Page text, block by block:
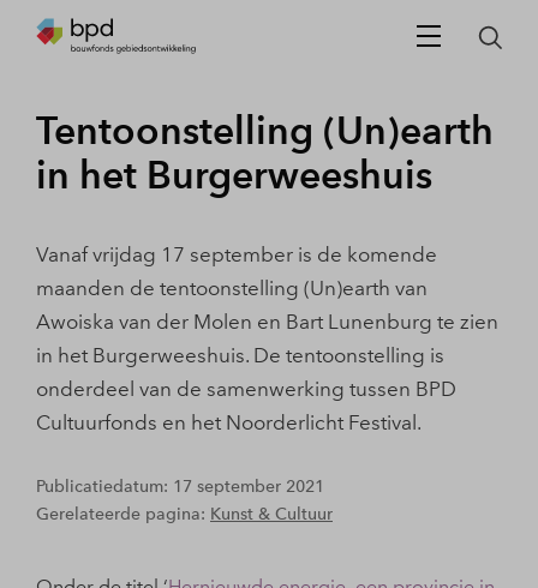
Tentoonstelling (Un)earth
in het Burgerweeshuis
Vanaf vrijdag 17 september is de komende
maanden de tentoonstelling (Un)earth van
Awoiska van der Molen en Bart Lunenburg te zien
in het Burgerweeshuis. De tentoonstelling is
onderdeel van de samenwerking tussen BPD
Cultuurfonds en het Noorderlicht Festival.
Publicatiedatum: 17 september 2021
Gerelateerde pagina: Kunst & Cultuur